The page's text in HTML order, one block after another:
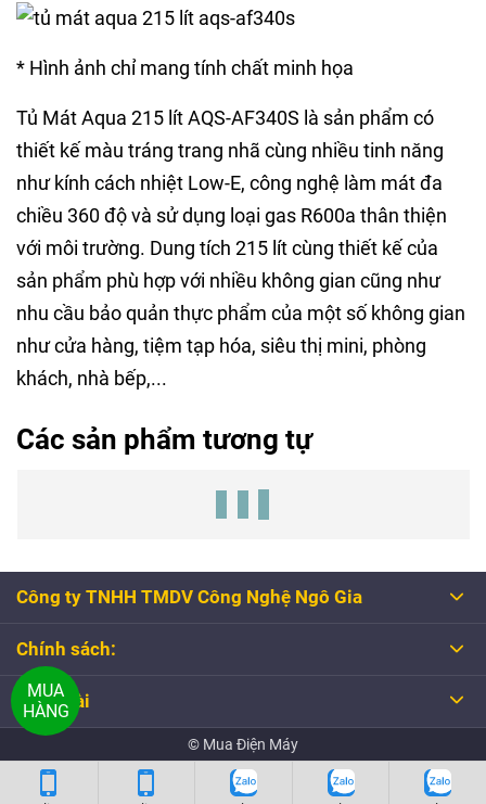
MUA
HÀNG
* Hình ảnh chỉ mang tính chất minh họa
Tủ Mát Aqua 215 lít AQS-AF340S là sản phẩm có
thiết kế màu tráng trang nhã cùng nhiều tinh năng
như kính cách nhiệt Low-E, công nghệ làm mát đa
chiều 360 độ và sử dụng loại gas R600a thân thiện
với môi trường. Dung tích 215 lít cùng thiết kế của
sản phẩm phù hợp với nhiều không gian cũng như
nhu cầu bảo quản thực phẩm của một số không gian
như cửa hàng, tiệm tạp hóa, siêu thị mini, phòng
khách, nhà bếp,...
Các sản phẩm tương tự
Công ty TNHH TMDV Công Nghệ Ngô Gia
Chính sách:
Tổng đài
© Mua Điện Máy